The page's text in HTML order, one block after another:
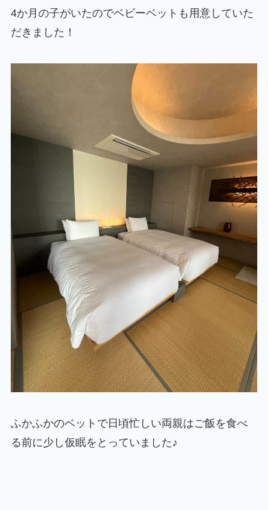
4か月の子がいたのでベビーベットも用意していた
だきました！
ふかふかのベットで日頃忙しい両親はご飯を食べ
る前に少し仮眠をとっていました♪